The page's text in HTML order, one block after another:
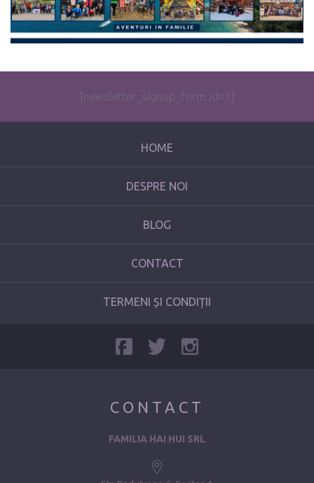
[newsletter_signup_form id=1]
HOME
DESPRE NOI
BLOG
CONTACT
TERMENI ȘI CONDIȚII
CONTACT
FAMILIA HAI HUI SRL